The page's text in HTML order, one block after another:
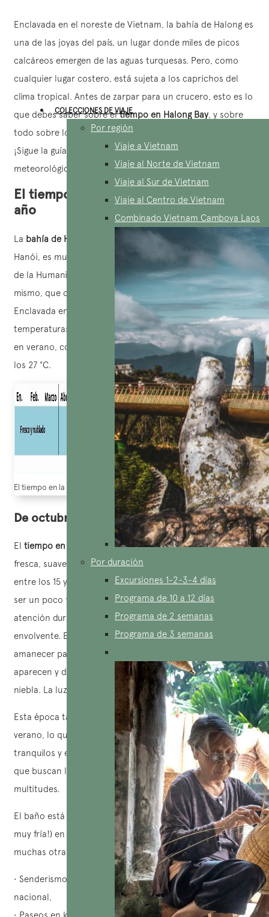
COLECCIONES DE VIAJE
Por región
Viaje a Vietnam
Viaje al Norte de Vietnam
Viaje al Sur de Vietnam
Viaje al Centro de Vietnam
Combinado Vietnam Camboya Laos
Por duración
Excursiones 1-2-3-4 días
Programa de 10 a 12 días
Programa de 2 semanas
Programa de 3 semanas
Enclavada en el noreste de Vietnam, la bahía de Halong es
una de las joyas del país, un lugar donde miles de picos
calcáreos emergen de las aguas turquesas. Pero, como
cualquier lugar costero, está sujeta a los caprichos del
clima tropical. Antes de zarpar para un crucero, esto es lo
que debes saber sobre eltiempo en Halong Bay, y sobre
todo sobre los riesgos relacionados con las tormentas.
¡Sigue la guía para saber cuándo ir y cómo evitar sorpresas
meteorológicas desagradables!
El tiempo en Halong Bay durante todo el
año
La bahía de Halong
, situada a unos 180 km al este de
Hanói, es mucho más que un lugar declarado Patrimonio
de la Humanidad por la UNESCO: es un universo en sí
mismo, que cambia con el paso de las estaciones.
Enclavada en una región de clima tropical húmedo, sus
temperaturas oscilan entre los 15 °C en invierno y los 34 °C
en verano, con una media anual que oscila entre los 25 y
los 27 °C.
El tiempo en la bahía de Halong
De octubre a enero
El tiempo en Halong Bay
de octubre a enero: es una época
fresca, suave y tranquila, con temperaturas que oscilan
entre los 15 y los 20 °C. Las mañanas y las tardes suelen
ser un poco frescas, pero agradables. Lo que más llama la
atención durante estos meses es el ambiente brumoso y
envolvente. Basta con salir a la cubierta de un barco al
amanecer para ver cómo las formaciones rocosas
aparecen y desaparecen como espejismos en la ligera
niebla. La luz es suave.
Esta época también es menos turística que los meses de
verano, lo que permite disfrutar de cruceros más
tranquilos y exclusivos. Es un momento ideal para aquellos
que buscan la tranquilidad, lejos de las grandes
multitudes.
El baño está reservado a los más valientes (¡el agua está
muy fría!) en diciembre y enero, pero no se preocupe, hay
muchas otras actividades:
• Senderismo y escalada en la isla de Cat Ba y en su parque
nacional,
• Paseos en kayak entre los picos calcáreos,